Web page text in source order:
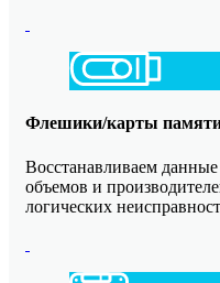
Флешики/карты
Восстанавливаем
объемов и
логических